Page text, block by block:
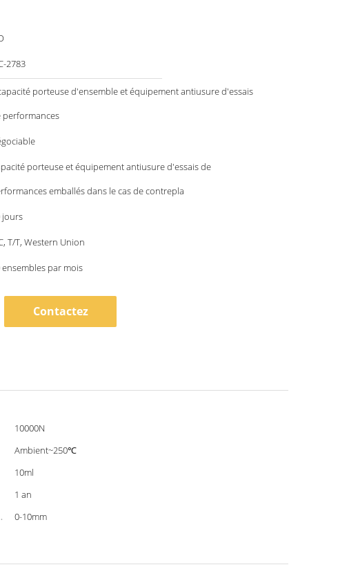
2783
porteuse d'ensemble et équipement antiusure d'essais
performances
porteuse et équipement antiusure d'essais de
emballés dans le cas de contrepla
jours
T/T, Western Union
ensembles par mois
Contactez
10000N
Ambient~250℃
10ml
1 an
0-10mm